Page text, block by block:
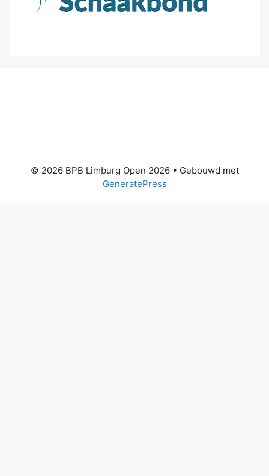
© 2026 BPB Limburg Open 2026• Gebouwd met
GeneratePress